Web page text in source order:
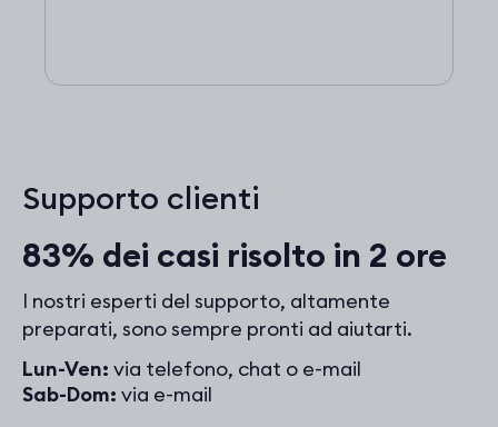
Supporto clienti
83% dei casi risolto in 2 ore
I nostri esperti del supporto, altamente
preparati, sono sempre pronti ad aiutarti.
Lun-Ven: via telefono, chat o e-mail
Sab-Dom: via e-mail